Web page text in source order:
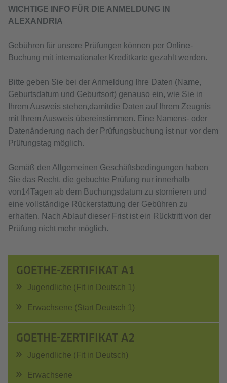
WICHTIGE INFO FÜR DIE ANMELDUNG IN
ALEXANDRIA
Gebühren für unsere Prüfungen können per Online-
Buchung mit internationaler Kreditkarte gezahlt werden.
Bitte geben Sie bei der Anmeldung Ihre Daten (Name,
Geburtsdatum und Geburtsort) genauso ein, wie Sie in
Ihrem Ausweis stehen,damitdie Daten auf Ihrem Zeugnis
mit Ihrem Ausweis übereinstimmen. Eine Namens- oder
Datenänderung nach der Prüfungsbuchung ist nur vor dem
Prüfungstag möglich.
Gemäß den Allgemeinen Geschäftsbedingungen haben
Sie das Recht, die gebuchte Prüfung nur innerhalb
von14Tagen ab dem Buchungsdatum zu stornieren und
eine vollständige Rückerstattung der Gebühren zu
erhalten. Nach Ablauf dieser Frist ist ein Rücktritt von der
Prüfung nicht mehr möglich.
GOETHE-ZERTIFIKAT A1
Jugendliche (Fit in Deutsch 1)
Erwachsene (Start Deutsch 1)
GOETHE-ZERTIFIKAT A2
Jugendliche (Fit in Deutsch)
Erwachsene